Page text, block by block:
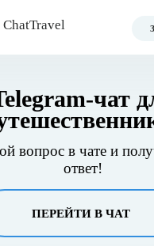
чат
вопрос в чате и
ответ!
ПЕРЕЙТИ В ЧАТ